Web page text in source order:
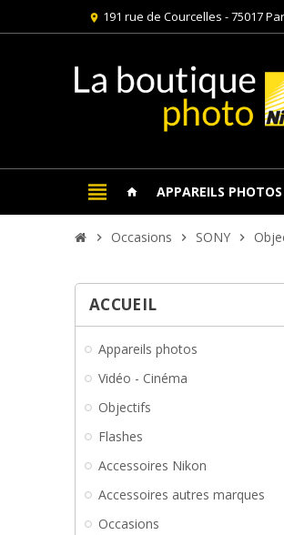
location_on 191 rue de Courcelles - 75017
view_headline home APPAREILS PHOTOS
chevron_right Occasions chevron_right SONY chevron_right
ACCUEIL
Appareils photos
Vidéo - Cinéma
Objectifs
Flashes
Accessoires Nikon
Accessoires autres marques
Occasions